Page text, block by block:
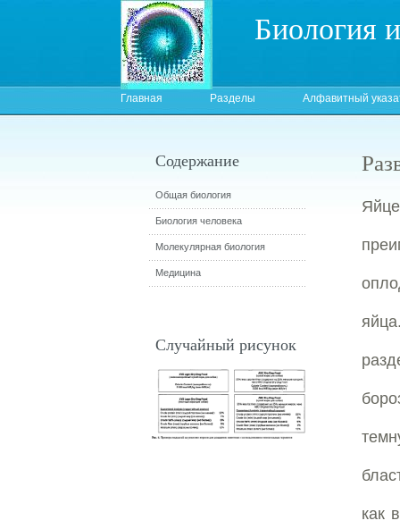
Биология
Главная Разделы Алфавитный
как
Содержание
Общая биология
Биология человека
Молекулярная биология
Медицина
Случайный рисунок